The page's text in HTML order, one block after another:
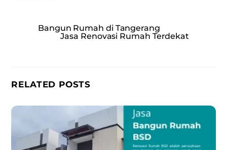
Bangun Rumah di Tangerang
Jasa Renovasi Rumah Terdekat
RELATED POSTS